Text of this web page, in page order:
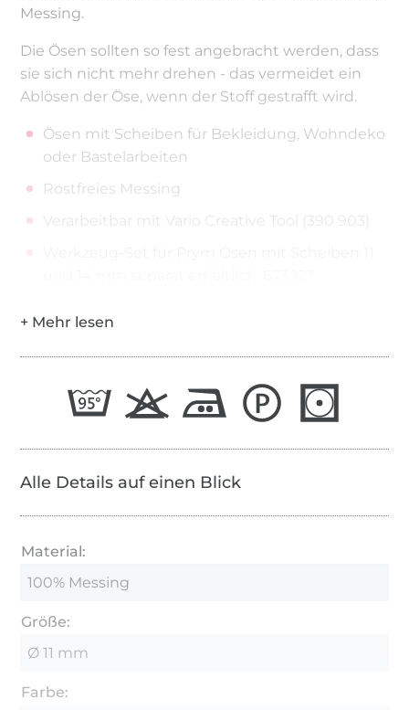
Messing.
Die Ösen sollten so fest angebracht werden, dass
sie sich nicht mehr drehen - das vermeidet ein
Ablösen der Öse, wenn der Stoff gestrafft wird.
Ösen mit Scheiben für Bekleidung, Wohndeko
oder Bastelarbeiten
Rostfreies Messing
Verarbeitbar mit Vario Creative Tool (390 903)
Alle Details auf einen Blick
Material:
100% Messing
Größe:
Ø 11 mm
Farbe: